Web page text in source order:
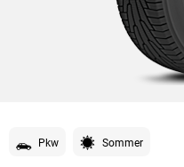
Pkw Sommer